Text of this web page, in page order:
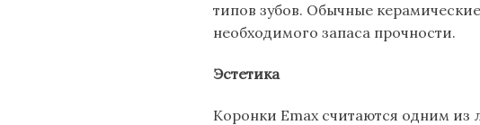
типов зубов. Обычные
необходимого запаса прочности.
Эстетика
Коронки Emax считаются одним из